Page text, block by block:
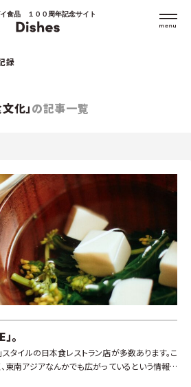
食品 １００周年記念サイト
録
文化」の記事一覧
。
スタイルの日本食レストラン店が多数あります。こ
東南アジアなんかでも広がっているという情報も
ターに座ってオーナーシェフ（日本で言 […]